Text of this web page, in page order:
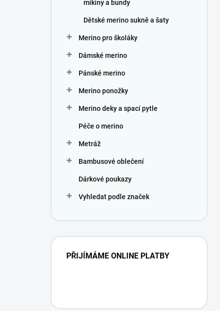
mikiny a bundy
Dětské merino sukně a šaty
Merino pro školáky
Dámské merino
Pánské merino
Merino ponožky
Merino deky a spací pytle
Péče o merino
Metráž
Bambusové oblečení
Dárkové poukazy
Vyhledat podle značek
PŘIJÍMÁME ONLINE PLATBY